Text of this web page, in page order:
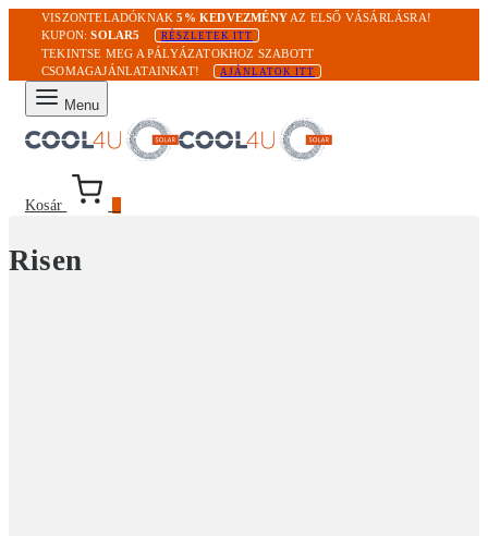
VISZONTELADÓKNAK5% KEDVEZMÉNY AZ ELSŐ VÁSÁRLÁSRA!
KUPON:SOLAR5 RÉSZLETEK ITT
TEKINTSE MEG A PÁLYÁZATOKHOZ SZABOTT
CSOMAGAJÁNLATAINKAT!
AJÁNLATOK ITT
Menu
Kosár
Risen